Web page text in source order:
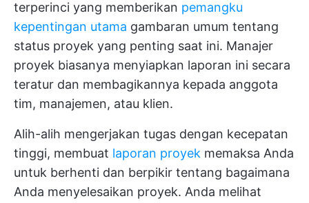
terperinci yang memberikan pemangku
kepentingan utama gambaran umum tentang
status proyek yang penting saat ini. Manajer
proyek biasanya menyiapkan laporan ini secara
teratur dan membagikannya kepada anggota
tim, manajemen, atau klien.
Alih-alih mengerjakan tugas dengan kecepatan
tinggi, membuat laporan proyek memaksa Anda
untuk berhenti dan berpikir tentang bagaimana
Anda menyelesaikan proyek. Anda melihat